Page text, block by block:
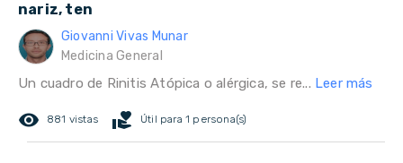
nariz, ten
Giovanni Vivas Munar
Medicina General
Un cuadro de Rinitis Atópica o alérgica, se re... Leer más
remove_red_eye 881 vistas volunteer_activism Útil para 1 persona(s)